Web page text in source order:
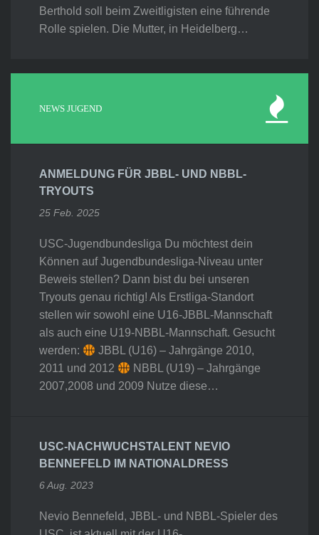
Berthold soll beim Zweitligisten eine führende
Rolle spielen. Die Mutter, in Heidelberg…
NEWS JUGEND
ANMELDUNG FÜR JBBL- UND NBBL-
TRYOUTS
25 Feb. 2025
USC-Jugendbundesliga Du möchtest dein
Können auf Jugendbundesliga-Niveau unter
Beweis stellen? Dann bist du bei unseren
Tryouts genau richtig! Als Erstliga-Standort
stellen wir sowohl eine U16-JBBL-Mannschaft
als auch eine U19-NBBL-Mannschaft. Gesucht
werden:
JBBL (U16) – Jahrgänge 2010,
2011 und 2012
NBBL (U19) – Jahrgänge
2007,2008 und 2009 Nutze diese…
USC-NACHWUCHSTALENT NEVIO
BENNEFELD IM NATIONALDRESS
6 Aug. 2023
Nevio Bennefeld, JBBL- und NBBL-Spieler des